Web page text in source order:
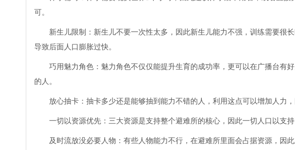
可。
新生儿限制：新生儿不要一次性太多，因此新生儿能力不强，训练需要很
导致后面人口膨胀过快。
巧用魅力角色：魅力角色不仅仅能提升生育的成功率，更可以在广播台有
的人。
放心抽卡：抽卡多少还是能够抽到能力不错的人，利用这点可以增加人力
一切以资源优先：三大资源是支持整个避难所的核心，因此一切人口以支持
及时流放没必要人物：有些人物能力不行，在避难所里面会占据资源，因